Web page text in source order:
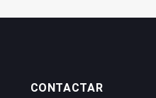
CONTACTAR